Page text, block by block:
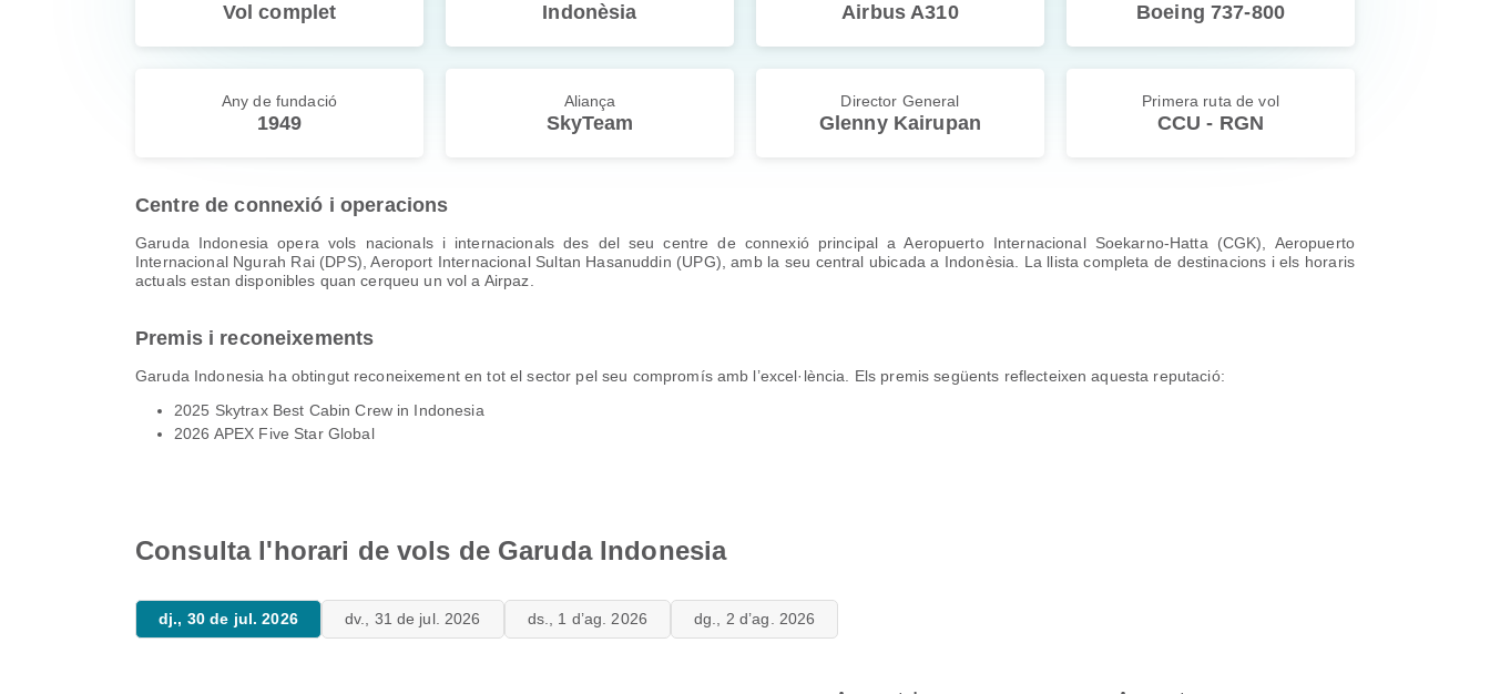
Vol complet Indonèsia Airbus A310 Boeing 737-800
Any de fundació
1949
Aliança
SkyTeam
Director General
Glenny Kairupan
Primera ruta de vol
CCU - RGN
Centre de connexió i operacions
Garuda Indonesia opera vols nacionals i internacionals des del seu centre de connexió principal a Aeropuerto Internacional Soekarno-Hatta (CGK), Aeropuerto
Internacional Ngurah Rai (DPS), Aeroport Internacional Sultan Hasanuddin (UPG), amb la seu central ubicada a Indonèsia. La llista completa de destinacions i els horaris
actuals estan disponibles quan cerqueu un vol a Airpaz.
Premis i reconeixements
Garuda Indonesia ha obtingut reconeixement en tot el sector pel seu compromís amb l’excel·lència. Els premis següents reflecteixen aquesta reputació:
2025 Skytrax Best Cabin Crew in Indonesia
2026 APEX Five Star Global
Consulta l'horari de vols de Garuda Indonesia
dj., 30 de jul. 2026 dv., 31 de jul. 2026 ds., 1 d’ag. 2026 dg., 2 d’ag. 2026